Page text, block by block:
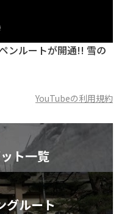
ンルートが開通!! 雪の
YouTubeの利用規約
ト一覧
グルート